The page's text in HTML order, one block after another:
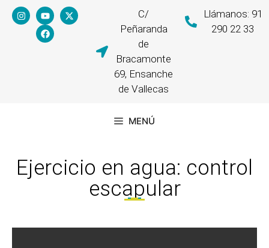
C/
Peñaranda
de
Bracamonte
69, Ensanche
de Vallecas
Llámanos: 91
290 22 33
MENÚ
Ejercicio en agua: control
escapular